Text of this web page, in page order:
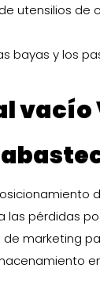
utensilios
bayas y los
vacío
las pérdidas
marketing